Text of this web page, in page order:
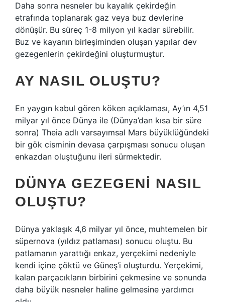
Daha sonra nesneler bu kayalık çekirdeğin
etrafında toplanarak gaz veya buz devlerine
dönüşür. Bu süreç 1-8 milyon yıl kadar sürebilir.
Buz ve kayanın birleşiminden oluşan yapılar dev
gezegenlerin çekirdeğini oluşturmuştur.
AY NASIL OLUŞTU?
En yaygın kabul gören köken açıklaması, Ay’ın 4,51
milyar yıl önce Dünya ile (Dünya’dan kısa bir süre
sonra) Theia adlı varsayımsal Mars büyüklüğündeki
bir gök cisminin devasa çarpışması sonucu oluşan
enkazdan oluştuğunu ileri sürmektedir.
DÜNYA GEZEGENI NASIL
OLUŞTU?
Dünya yaklaşık 4,6 milyar yıl önce, muhtemelen bir
süpernova (yıldız patlaması) sonucu oluştu. Bu
patlamanın yarattığı enkaz, yerçekimi nedeniyle
kendi içine çöktü ve Güneş’i oluşturdu. Yerçekimi,
kalan parçacıkların birbirini çekmesine ve sonunda
daha büyük nesneler haline gelmesine yardımcı